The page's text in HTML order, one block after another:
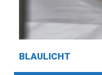
BLAULICHT